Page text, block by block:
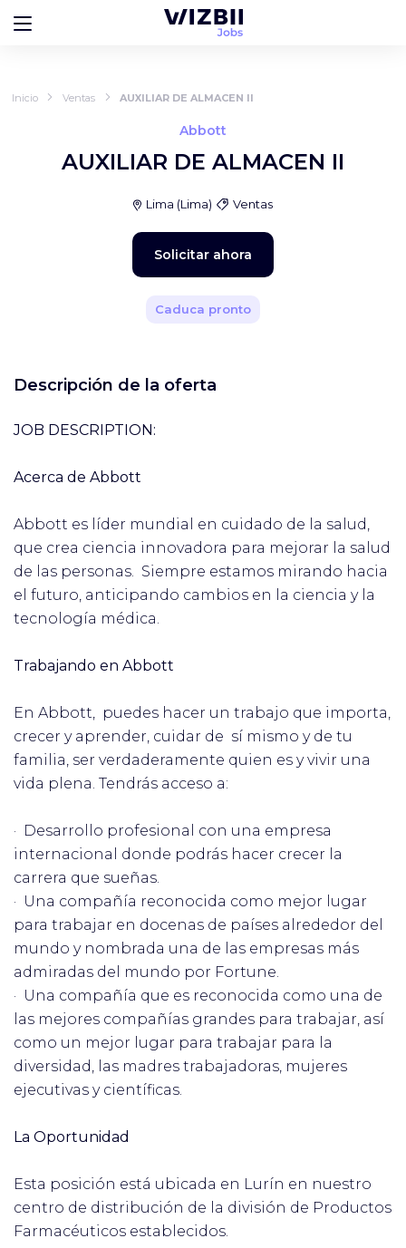
Inicio Ventas AUXILIAR DE ALMACEN II
Abbott
AUXILIAR DE ALMACEN II
Lima (Lima) Ventas
Solicitar ahora
Caduca pronto
Descripción de la oferta
JOB DESCRIPTION:
Acerca de Abbott
Abbott es líder mundial en cuidado de la salud,
que crea ciencia innovadora para mejorar la salud
de las personas. Siempre estamos mirando hacia
el futuro, anticipando cambios en la ciencia y la
tecnología médica.
Trabajando en Abbott
En Abbott, puedes hacer un trabajo que importa,
crecer y aprender, cuidar de sí mismo y de tu
familia, ser verdaderamente quien es y vivir una
vida plena. Tendrás acceso a:
· Desarrollo profesional con una empresa
internacional donde podrás hacer crecer la
carrera que sueñas.
· Una compañía reconocida como mejor lugar
para trabajar en docenas de países alrededor del
mundo y nombrada una de las empresas más
admiradas del mundo por Fortune.
· Una compañía que es reconocida como una de
las mejores compañías grandes para trabajar, así
como un mejor lugar para trabajar para la
diversidad, las madres trabajadoras, mujeres
ejecutivas y científicas.
La Oportunidad
Esta posición está ubicada en Lurín en nuestro
centro de distribución de la división de Productos
Farmacéuticos establecidos.